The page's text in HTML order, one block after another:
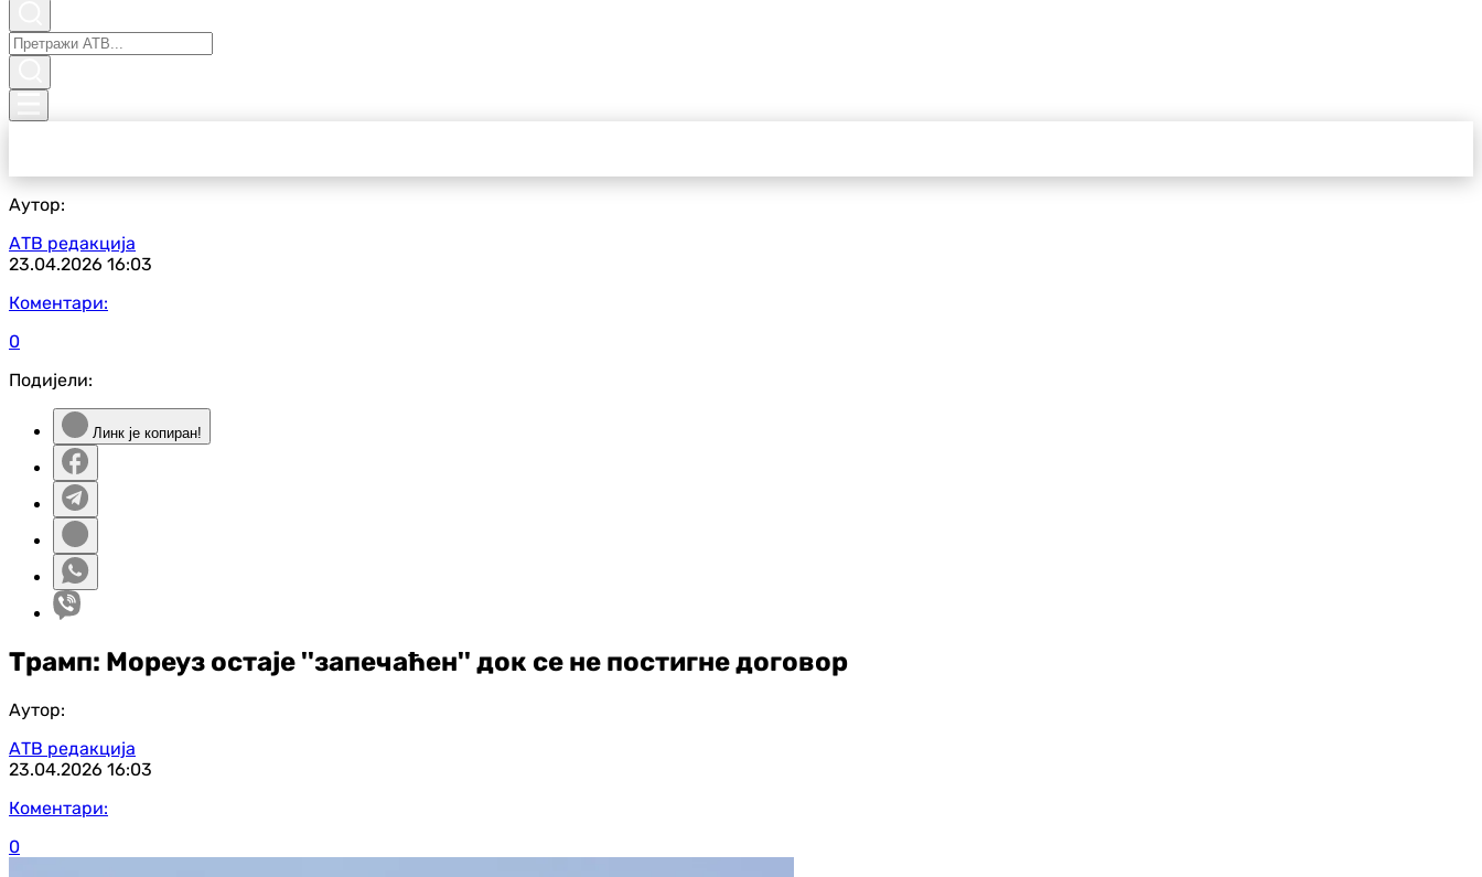
Аутор:
АТВ редакција
23.04.2026 16:03
Коментари:
0
Подијели:
Линк је копиран!
Трамп: Мореуз остаје ''запечаћен'' док се не постигне договор
Аутор:
АТВ редакција
23.04.2026 16:03
Коментари:
0